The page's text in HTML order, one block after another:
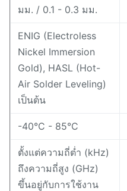
มม. / 0.1 - 0.3 มม.
ENIG (Electroless
Nickel Immersion
Gold), HASL (Hot-
Air Solder Leveling)
เป็นต้น
-40°C - 85°C
ตั้งแต่ความถี่ต่ำ (kHz)
ถึงความถี่สูง (GHz)
ขึ้นอยู่กับการใช้งาน